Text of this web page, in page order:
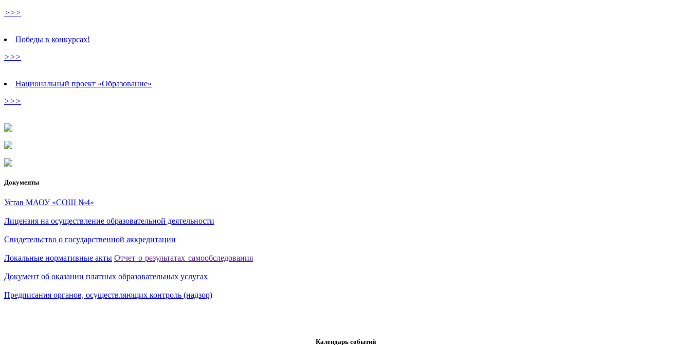
>>>
Победы в конкурсах!
>>>
Национальный проект «Образование»
>>>
Документы
Устав МАОУ «СОШ №4»
Лицензия на осуществление образовательной деятельности
Свидетельство о государственной аккредитации
Локальные нормативные акты Отчет о результатах самообследования
Документ об оказании платных образовательных услугах
Предписания органов, осуществляющих контроль (надзор)
Календарь событий